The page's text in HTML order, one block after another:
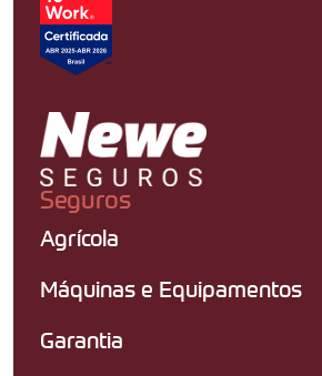
Seguros
Agrícola
Máquinas e Equipamentos
Garantia